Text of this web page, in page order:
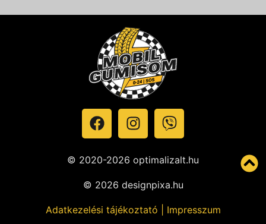
© 2020-2026 optimalizalt.hu
© 2026 designpixa.hu
Adatkezelési tájékoztató Impresszum